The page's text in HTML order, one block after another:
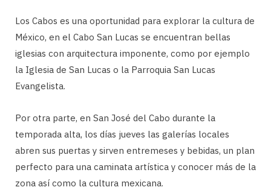
Los Cabos es una oportunidad para explorar la cultura de
México, en el Cabo San Lucas se encuentran bellas
iglesias con arquitectura imponente, como por ejemplo
la Iglesia de San Lucas o la Parroquia San Lucas
Evangelista.
Por otra parte, en San José del Cabo durante la
temporada alta, los días jueves las galerías locales
abren sus puertas y sirven entremeses y bebidas, un plan
perfecto para una caminata artística y conocer más de la
zona así como la cultura mexicana.